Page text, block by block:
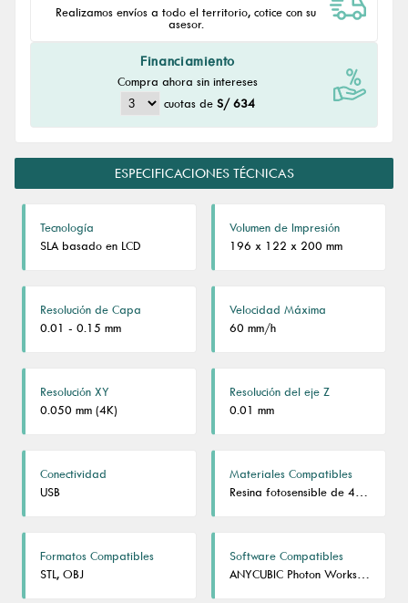
Realizamos envíos a todo el territorio, cotice con su
asesor.
Financiamiento
Compra ahora sin intereses
cuotas deS/ 634
ESPECIFICACIONES TÉCNICAS
Tecnología
SLA basado en LCD
Volumen de Impresión
196 x 122 x 200 mm
Resolución de Capa
0.01 - 0.15 mm
Velocidad Máxima
60 mm/h
Resolución XY
0.050 mm (4K)
Resolución del eje Z
0.01 mm
Conectividad
USB
Materiales Compatibles
Formatos Compatibles
STL, OBJ
Software Compatibles